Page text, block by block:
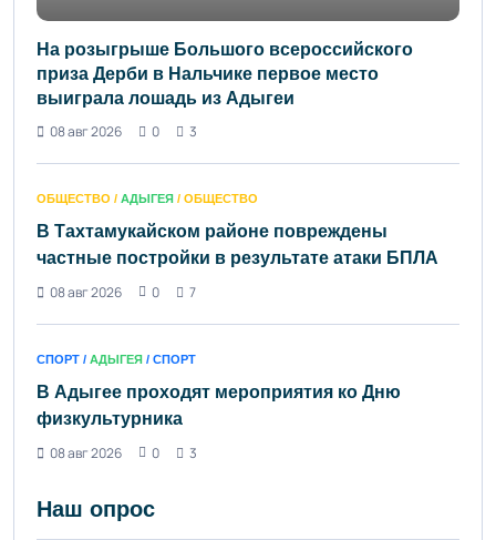
На розыгрыше Большого всероссийского
приза Дерби в Нальчике первое место
выиграла лошадь из Адыгеи
08 авг 2026
0 3
ОБЩЕСТВО / АДЫГЕЯ / ОБЩЕСТВО
В Тахтамукайском районе повреждены
частные постройки в результате атаки БПЛА
08 авг 2026
0 7
СПОРТ / АДЫГЕЯ / СПОРТ
В Адыгее проходят мероприятия ко Дню
физкультурника
08 авг 2026
0 3
Наш опрос